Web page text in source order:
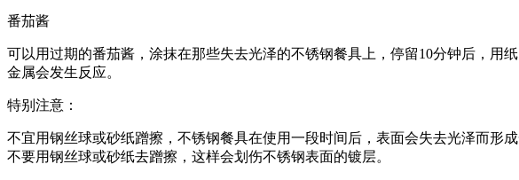
番茄酱
可以用过期的番茄酱，涂抹在那些失去光泽的不锈钢餐具上，停留10分钟后，
金属会发生反应。
特别注意：
不宜用钢丝球或砂纸蹭擦，不锈钢餐具在使用一段时间后，表面会失去光泽而形
不要用钢丝球或砂纸去蹭擦，这样会划伤不锈钢表面的镀层。